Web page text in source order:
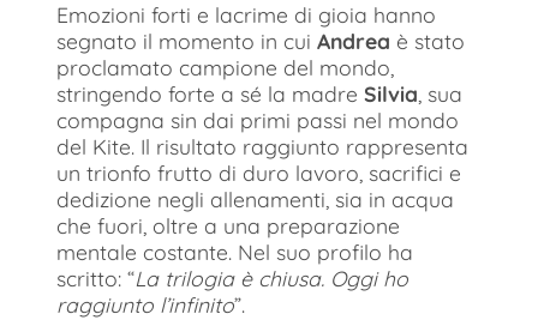
Emozioni forti e lacrime di gioia hanno
segnato il momento in cui Andrea è stato
proclamato campione del mondo,
stringendo forte a sé la madre Silvia , sua
compagna sin dai primi passi nel mondo
del Kite. Il risultato raggiunto rappresenta
un trionfo frutto di duro lavoro, sacrifici e
dedizione negli allenamenti, sia in acqua
che fuori, oltre a una preparazione
mentale costante. Nel suo profilo ha
scritto: “La trilogia è chiusa. Oggi ho
raggiunto l’infinito”.